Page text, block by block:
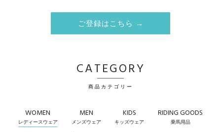
ご登録はこちら →
CATEGORY
商品カテゴリー
WOMEN
レディースウェア
MEN
メンズウェア
KIDS
キッズウェア
RIDING GOODS
乗馬用品